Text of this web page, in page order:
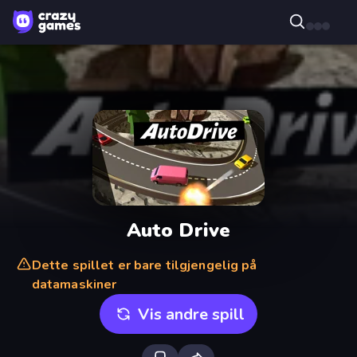
Auto Drive
Dette spillet er bare tilgjengelig på
datamaskiner
Vis andre spill